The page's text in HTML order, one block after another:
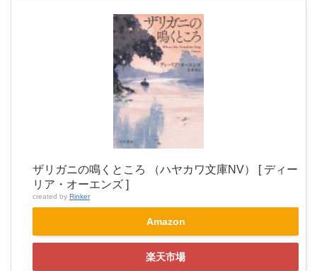
ザリガニの鳴くところ （ハヤカワ文庫NV） [ ディー
リア・オーエンズ ]
created by Rinker
Amazon
楽天市場